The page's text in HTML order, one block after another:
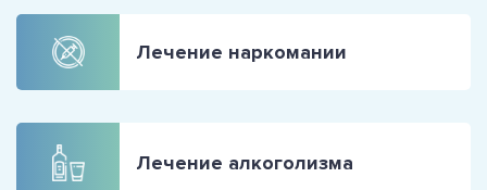
Лечение наркомании
Лечение алкоголизма